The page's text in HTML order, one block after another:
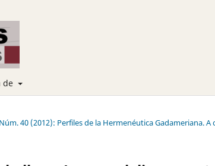
de
40 (2012): Perfiles de la Hermenéutica Gadameriana.